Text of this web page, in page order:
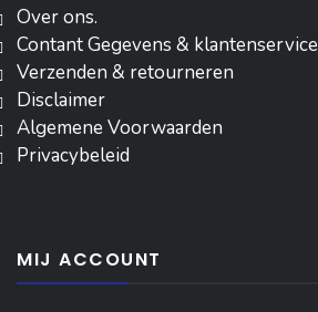
Over ons.
Contant Gegevens & klantenservice
Verzenden & retourneren
Disclaimer
Algemene Voorwaarden
Privacybeleid
MIJ ACCOUNT